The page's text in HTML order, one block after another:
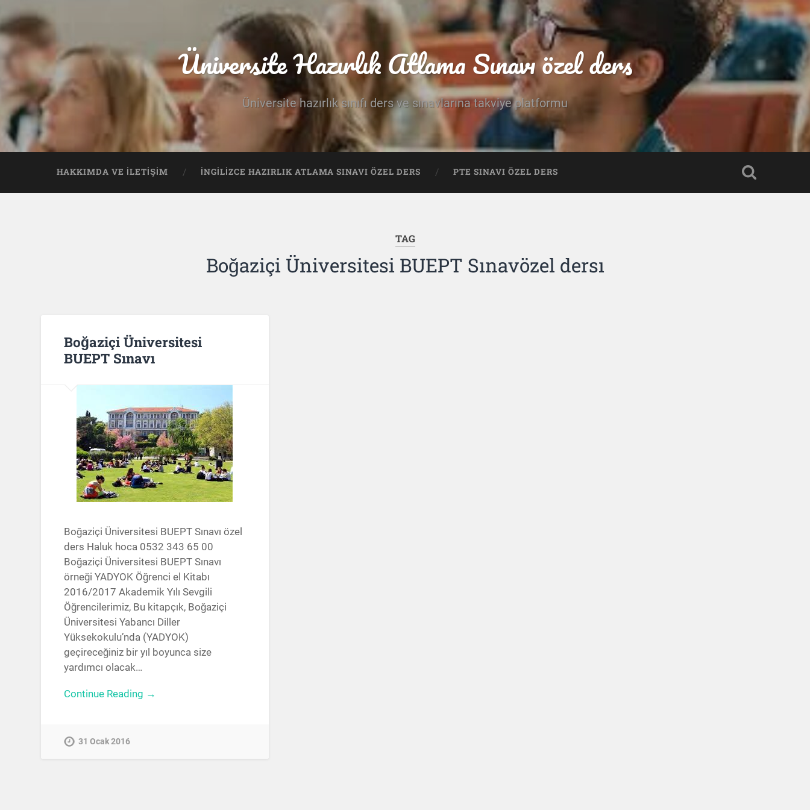
Üniversite Hazırlık Atlama Sınavı özel ders
Üniversite hazırlık sınıfı ders ve sınavlarına takviye platformu
HAKKIMDA VE İLETIŞIM İNGILIZCE HAZIRLIK ATLAMA SINAVI ÖZEL DERS PTE SINAVI ÖZEL DERS
TAG
Boğaziçi Üniversitesi BUEPT Sınavözel dersı
Boğaziçi Üniversitesi
BUEPT Sınavı
Boğaziçi Üniversitesi BUEPT Sınavı özel
ders Haluk hoca 0532 343 65 00
Boğaziçi Üniversitesi BUEPT Sınavı
örneği YADYOK Öğrenci el Kitabı
2016/2017 Akademik Yılı Sevgili
Öğrencilerimiz, Bu kitapçık, Boğaziçi
Üniversitesi Yabancı Diller
Yüksekokulu’nda (YADYOK)
geçireceğiniz bir yıl boyunca size
yardımcı olacak…
Continue Reading →
31 Ocak 2016